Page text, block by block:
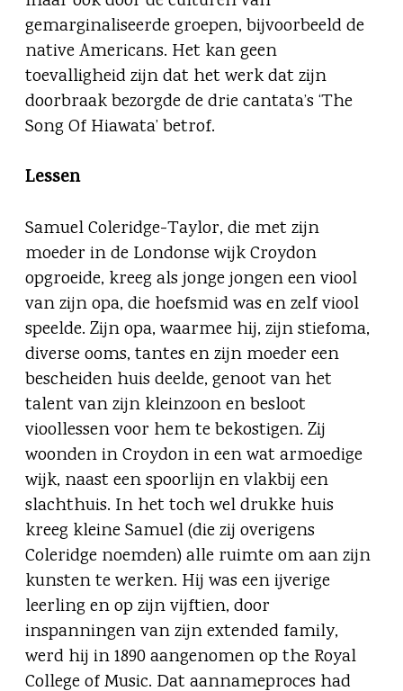
gemarginaliseerde groepen, bijvoorbeeld de
native Americans. Het kan geen
toevalligheid zijn dat het werk dat zijn
doorbraak bezorgde de drie cantata’s ‘The
Song Of Hiawata’ betrof.
Lessen
Samuel Coleridge-Taylor, die met zijn
moeder in de Londonse wijk Croydon
opgroeide, kreeg als jonge jongen een viool
van zijn opa, die hoefsmid was en zelf viool
speelde. Zijn opa, waarmee hij, zijn stiefoma,
diverse ooms, tantes en zijn moeder een
bescheiden huis deelde, genoot van het
talent van zijn kleinzoon en besloot
vioollessen voor hem te bekostigen. Zij
woonden in Croydon in een wat armoedige
wijk, naast een spoorlijn en vlakbij een
slachthuis. In het toch wel drukke huis
kreeg kleine Samuel (die zij overigens
Coleridge noemden) alle ruimte om aan zijn
kunsten te werken. Hij was een ijverige
leerling en op zijn vijftien, door
inspanningen van zijn extended family,
werd hij in 1890 aangenomen op the Royal
College of Music. Dat aannameproces had